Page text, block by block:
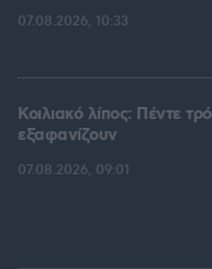
07.08.2026, 10:33
Κοιλιακό λίπος: Πέντε
εξαφανίζουν
07.08.2026, 09:01